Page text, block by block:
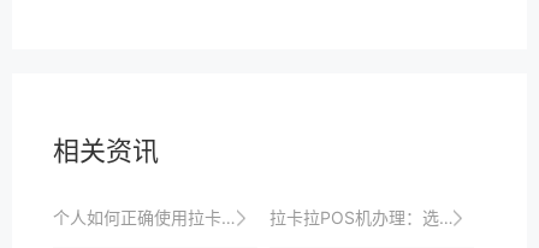
相关资讯
个人如何正确使用拉卡拉POS机进行支付？ 拉卡拉POS机办理：选择高效支付终端